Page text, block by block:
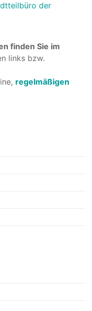
der
finden Sie im
links bzw.
regelmäßigen